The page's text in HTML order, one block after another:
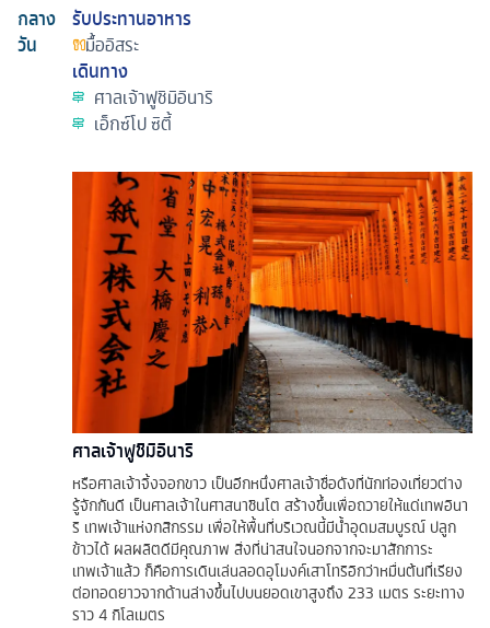
กลาง
วัน
รับประทานอาหาร
มื้ออิสระ
เดินทาง
ศาลเจ้าฟูชิมิอินาริ
เอ็กซ์โป ซิตี้
ศาลเจ้าฟูชิมิอินาริ
หรือศาลเจ้าจิ้งจอกขาว เป็นอีกหนึ่งศาลเจ้าชื่อดังที่นักท่องเที่ยวต่าง
รู้จักกันดี เป็นศาลเจ้าในศาสนาชินโต สร้างขึ้นเพื่อถวายให้แด่เทพอินา
ริ เทพเจ้าแห่งกสิกรรม เพื่อให้พื้นที่บริเวณนี้มีน้ำอุดมสมบูรณ์ ปลูก
ข้าวได้ ผลผลิตดีมีคุณภาพ สิ่งที่น่าสนใจนอกจากจะมาสักการะ
เทพเจ้าแล้ว ก็คือการเดินเล่นลอดอุโมงค์เสาโทริอิกว่าหมื่นต้นที่เรียง
ต่อทอดยาวจากด้านล่างขึ้นไปบนยอดเขาสูงถึง 233 เมตร ระยะทาง
ราว 4 กิโลเมตร